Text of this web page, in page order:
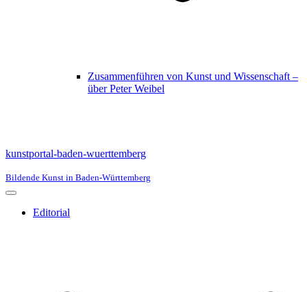
Zusammenführen von Kunst und Wissenschaft –
über Peter Weibel
kunstportal-baden-wuerttemberg
Bildende Kunst in Baden-Württemberg
Navigationsmenü
Editorial